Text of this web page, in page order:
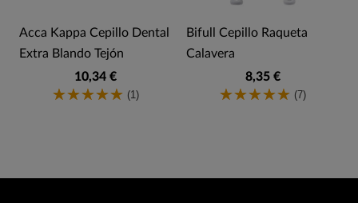
Acca Kappa Cepillo Dental
Extra Blando Tejón
10,34 €
(1)
Bifull Cepillo Raqueta
Calavera
8,35 €
(7)